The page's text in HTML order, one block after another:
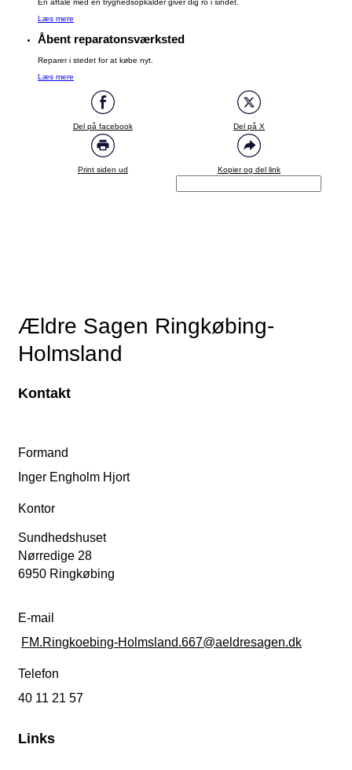
En aftale med en tryghedsopkalder giver dig ro i sindet.
Læs mere
Åbent reparatonsværksted
Reparer i stedet for at købe nyt.
Læs mere
Del på facebook Del på X
Print siden ud Kopier og del link
Ældre Sagen Ringkøbing-
Holmsland
Kontakt
Formand
Inger Engholm Hjort
Kontor
Sundhedshuset
Nørredige 28
6950 Ringkøbing
E-mail
FM.Ringkoebing-Holmsland.667@aeldresagen.dk
Telefon
40 11 21 57
Links